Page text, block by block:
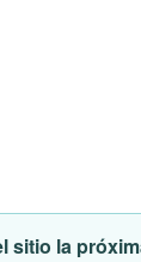
sitio la